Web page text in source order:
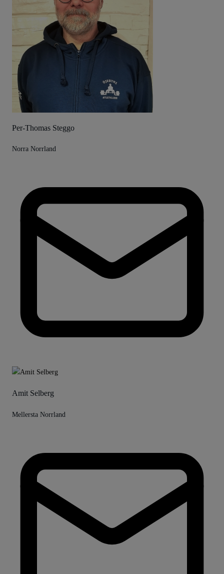
Per-Thomas Steggo
Norra Norrland
Amit Selberg
Mellersta Norrland